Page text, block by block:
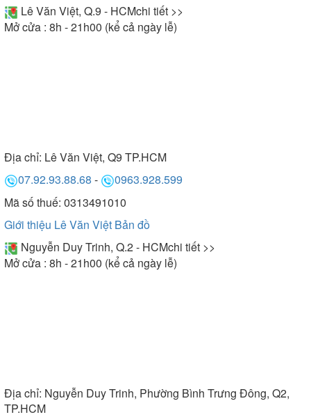
hệ ngay để có cơ hội sở hữu nhiều phần quà hấp
dẫn.
Lê Văn Việt, Q.9 - HCMchi tiết >>
Mở cửa : 8h - 21h00 (kể cả ngày lễ)
Địa chỉ: Lê Văn Việt, Q9 TP.HCM
07.92.93.88.68 -
0963.928.599
Mã số thuế: 0313491010
Giới thiệu Lê Văn Việt Bản đồ
Nguyễn Duy Trinh, Q.2 - HCMchi tiết >>
Mở cửa : 8h - 21h00 (kể cả ngày lễ)
Địa chỉ: Nguyễn Duy Trinh, Phường Bình Trưng Đông, Q2,
TP.HCM